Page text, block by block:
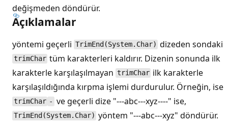
değişmeden döndürür.
Açıklamalar
yöntemi geçerli TrimEnd(System.Char) dizeden sondaki
trimChar tüm karakterleri kaldırır. Dizenin sonunda ilk
karakterle karşılaşılmayan trimChar ilk karakterle
karşılaşıldığında kırpma işlemi durdurulur. Örneğin, ise
trimChar - ve geçerli dize "---abc---xyz----" ise,
TrimEnd(System.Char) yöntem "---abc---xyz" döndürür.